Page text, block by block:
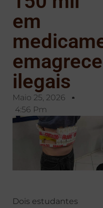
em
ilegais
Maio 25, 2026
4:56 Pm
Dois estudantes